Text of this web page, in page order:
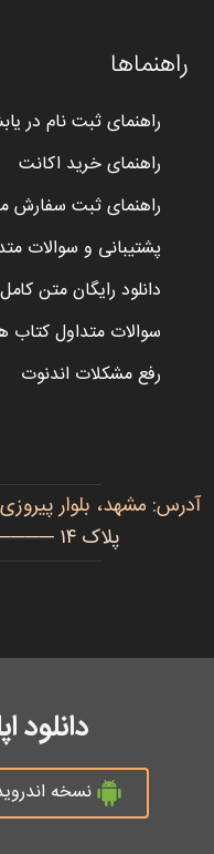
راهنماها
راهنمای ثبت نام در
راهنمای خرید اکانت
راهنمای ثبت سفارش
پشتیبانی و سوالات
دانلود رایگان متن
سوالات متداول کتاب
رفع مشکلات اندنوت
پلاک ۱۴ ──── کدپستی: ۹۱۷۷۷۳۴۴۸۶
دانلود
نسخه